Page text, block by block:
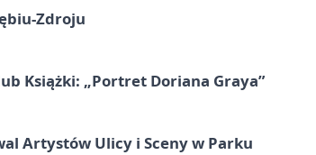
Zdroju
Książki: „Portret Doriana Graya”
Artystów Ulicy i Sceny w Parku